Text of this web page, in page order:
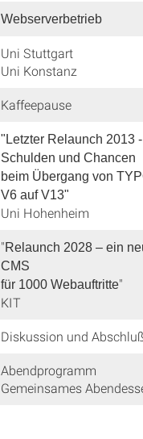
Webserverbetrieb
Uni Stuttgart
Uni Konstanz
Kaffeepause
"Letzter Relaunch 2013 -
Schulden und Chancen
beim Übergang von
V6 auf V13"
Uni Hohenheim
"Relaunch 2028 – ein
CMS
für 1000 Webauftritte"
KIT
Diskussion und
Abendprogramm
Gemeinsames